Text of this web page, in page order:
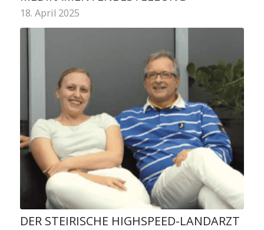
18. April 2025
DER STEIRISCHE HIGHSPEED-LANDARZT